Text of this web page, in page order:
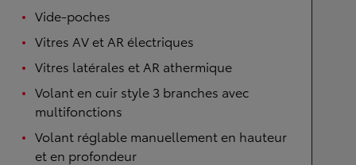
Vide-poches
Vitres AV et AR électriques
Vitres latérales et AR athermique
Volant en cuir style 3 branches avec
multifonctions
Volant réglable manuellement en hauteur
et en profondeur